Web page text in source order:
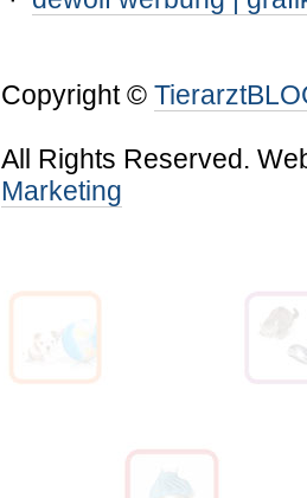
Copyright ©
All Rights Reserved.
Marketing